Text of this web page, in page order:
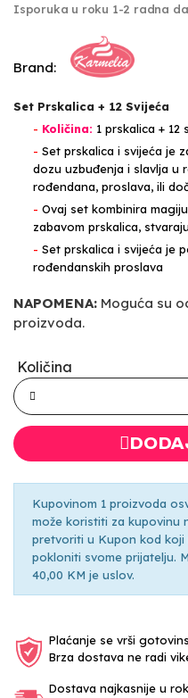
Isporuka u roku 1-2 radna
Brand:
Set Prskalica + 12 Svijeća
- Količina: 1 prskalica + 12
- Set prskalica i svijeća je
dozu uzbuđenja i slavlja u
rođendana, proslava, ili
- Ovaj set kombinira
zabavom prskalica,
- Set prskalica i svijeća je
rođendanskih proslava
NAPOMENA: Moguća su
proizvoda.
Količina
Kupovinom 1 proizvoda
može koristiti za kupovinu
pretvoriti u Kupon kod koji
pokloniti svome prijatelju.
40,00 KM je uslov.
Plaćanje se vrši
Brza dostava ne radi
Dostava najkasnije u